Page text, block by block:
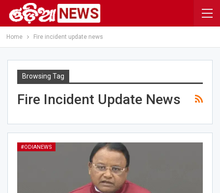
Home Fire incident update news
Browsing Tag
Fire Incident Update News
#ODIANEWS